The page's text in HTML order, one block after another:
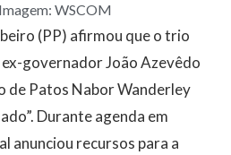
WSCOM
(PP) afirmou que o trio
governador João Azevêdo
de Patos Nabor Wanderley
Durante agenda em
anunciou recursos para a